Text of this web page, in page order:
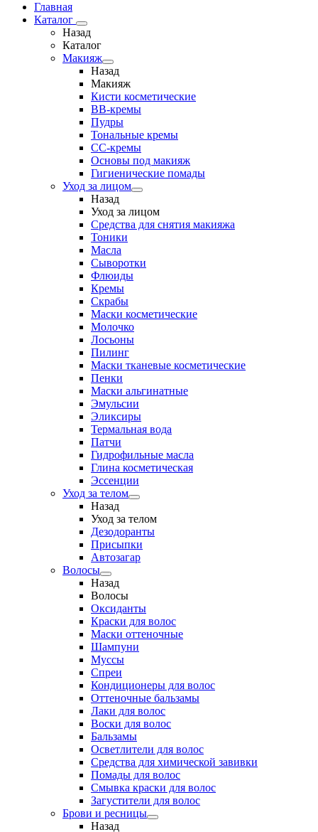
Главная
Каталог
Назад
Каталог
Макияж
Назад
Макияж
Кисти косметические
BB-кремы
Пудры
Тональные кремы
CC-кремы
Основы под макияж
Гигиенические помады
Уход за лицом
Назад
Уход за лицом
Средства для снятия макияжа
Тоники
Масла
Сыворотки
Флюиды
Кремы
Скрабы
Маски косметические
Молочко
Лосьоны
Пилинг
Маски тканевые косметические
Пенки
Маски альгинатные
Эмульсии
Эликсиры
Термальная вода
Патчи
Гидрофильные масла
Глина косметическая
Эссенции
Уход за телом
Назад
Уход за телом
Дезодоранты
Присыпки
Автозагар
Волосы
Назад
Волосы
Оксиданты
Краски для волос
Маски оттеночные
Шампуни
Муссы
Спреи
Кондиционеры для волос
Оттеночные бальзамы
Лаки для волос
Воски для волос
Бальзамы
Осветлители для волос
Средства для химической завивки
Помады для волос
Смывка краски для волос
Загустители для волос
Брови и ресницы
Назад